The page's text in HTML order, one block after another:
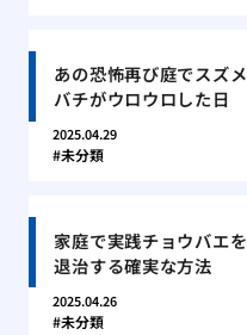
あの恐怖再び庭でスズメ
バチがウロウロした日
2025.04.29
未分類
家庭で実践チョウバエを
退治する確実な方法
2025.04.26
未分類